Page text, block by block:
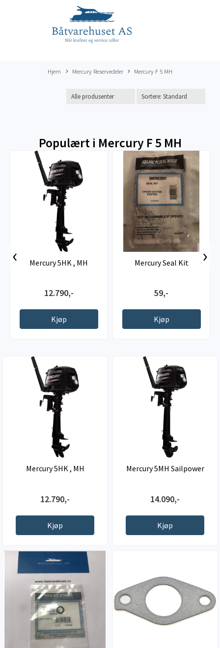
Hjem Mercury Reservedeler Mercury F 5 MH
Populært i Mercury F 5 MH
Mercury 5HK , MH
12.790,-
Kjøp
Mercury Seal Kit
59,-
Kjøp
‹ ›
Mercury 5HK , MH
12.790,-
Kjøp
Mercury 5MH Sailpower
14.090,-
Kjøp